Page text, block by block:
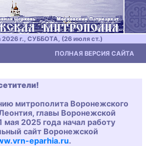
2026 г., СУББОТА, (26 июля ст.)
ПОЛНАЯ ВЕРСИЯ САЙТА
митрополита Воронежского
главы Воронежской
мая 2025 года начал работу
сайт Воронежской
eparhia.ru.